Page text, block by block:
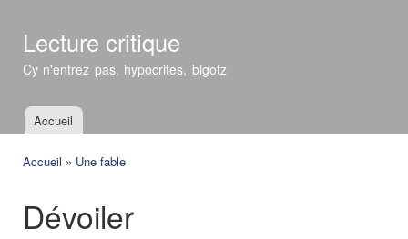
Lecture critique
Cy n'entrez pas, hypocrites, bigotz
Menu principal
Accueil
Accueil » Une fable
Dévoiler